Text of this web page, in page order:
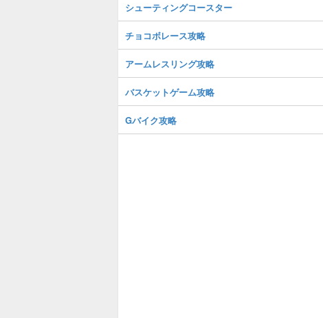
シューティングコースター
チョコボレース攻略
アームレスリング攻略
バスケットゲーム攻略
Gバイク攻略